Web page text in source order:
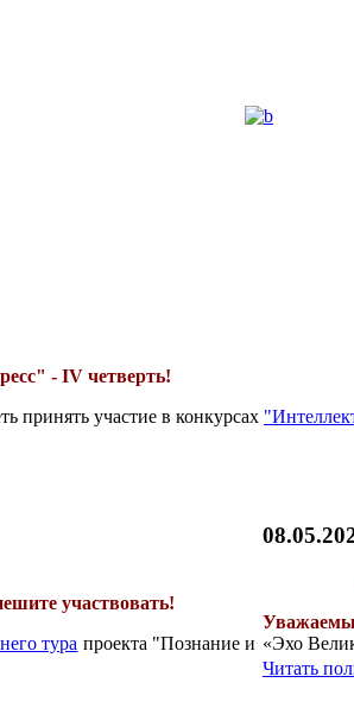
- IV четверть!
принять участие в конкурсах
участвовать!
тура проекта "Познание и «Эхо
Читать